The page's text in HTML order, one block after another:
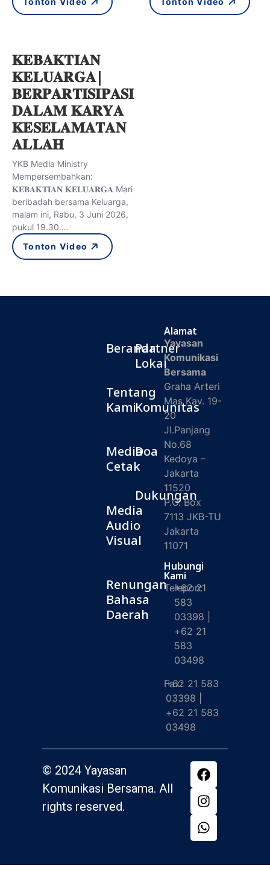
𝐊𝐄𝐁𝐀𝐊𝐓𝐈𝐀𝐍
𝐊𝐄𝐋𝐔𝐀𝐑𝐆𝐀|
𝐁𝐄𝐑𝐏𝐀𝐑𝐓𝐈𝐒𝐈𝐏𝐀𝐒𝐈
𝐃𝐀𝐋𝐀𝐌 𝐊𝐀𝐑𝐘𝐀
𝐊𝐄𝐒𝐄𝐋𝐀𝐌𝐀𝐓𝐀𝐍
𝐀𝐋𝐋𝐀𝐇
YKB Media Ministry
Mempersembahkan:
𝐊𝐄𝐁𝐀𝐊𝐓𝐈𝐀𝐍 𝐊𝐄𝐋𝐔𝐀𝐑𝐆𝐀 Mari
beribadah bersama Keluarga,
malam ini, Rabu, 3 Juni 2026,
pukul 19.30.…
Tonton Video
Beranda
Tentang
Kami
Media
Cetak
Media
Audio
Visual
Renungan
Bahasa
Daerah
Partner
Lokal
Komunitas
Doa
Dukungan
Alamat
Yayasan
Komunikasi
Bersama
Graha Arteri
Mas Kav. 19-
20
Jl.Panjang
No.68
Kedoya –
Jakarta
11520
P.O. Box
7113 JKB-TU
Jakarta
11071
Hubungi
Kami
Telepon:
+62 21
583
03398 |
+62 21
583
03498
Fax:
+62 21 583
03398 |
+62 21 583
03498
© 2024 Yayasan
Komunikasi Bersama. All
rights reserved.